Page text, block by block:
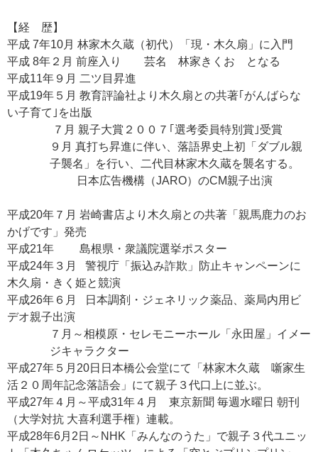
【経 歴】
平成 7年10月 林家木久蔵（初代）「現・木久扇」に入門
平成 8年２月 前座入り 芸名 林家きくお となる
平成11年９月 二ツ目昇進
平成19年５月 教育評論社より木久扇との共著｢がんばらな
い子育て｣を出版
７月 親子大賞２００７｢選考委員特別賞｣受賞
９月 真打ち昇進に伴い、落語界史上初「ダブル親
子襲名」を行い、二代目林家木久蔵を襲名する。
日本広告機構（JARO）のCM親子出演
平成20年７月 岩崎書店より木久扇との共著「親馬鹿力のお
かげです」発売
平成21年 島根県・衆議院選挙ポスター
平成24年３月 警視庁「振込み詐欺」防止キャンペーンに
木久扇・きく姫と競演
平成26年６月 日本調剤・ジェネリック薬品、薬局内用ビ
デオ親子出演
７月～相模原・セレモニーホール「永田屋」イメー
ジキャラクター
平成27年５月20日日本橋公会堂にて「林家木久蔵 噺家生
活２０周年記念落語会」にて親子３代口上に並ぶ。
平成27年４月～平成31年４月 東京新聞 毎週水曜日 朝刊
（大学対抗 大喜利選手権）連載。
平成28年6月2日～NHK「みんなのうた」で親子３代ユニッ